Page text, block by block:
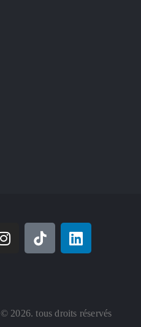
2026. tous droits réservés